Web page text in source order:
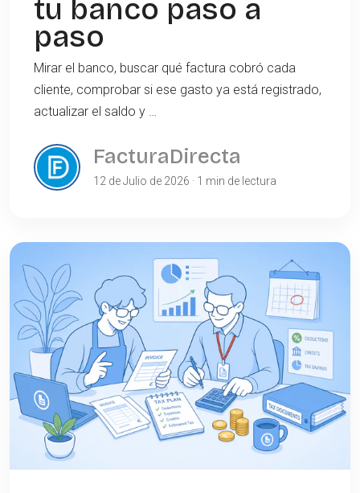
tu banco paso a
paso
Mirar el banco, buscar qué factura cobró cada
cliente, comprobar si ese gasto ya está registrado,
actualizar el saldo y …
FacturaDirecta
12 de Julio de 2026 · 1 min de lectura